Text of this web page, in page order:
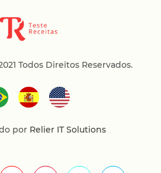
Todos Direitos Reservados.
porRelier IT Solutions